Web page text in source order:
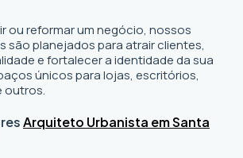
ou reformar um negócio, nossos
são planejados para atrair clientes,
e fortalecer a identidade da sua
únicos para lojas, escritórios,
outros.
Arquiteto Urbanista em Santa